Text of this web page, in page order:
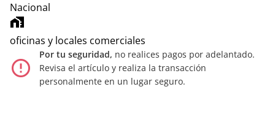
Nacional
home_work
oficinas y locales comerciales
error_outline
Por tu seguridad, no realices pagos por adelantado.
Revisa el artículo y realiza la transacción
personalmente en un lugar seguro.